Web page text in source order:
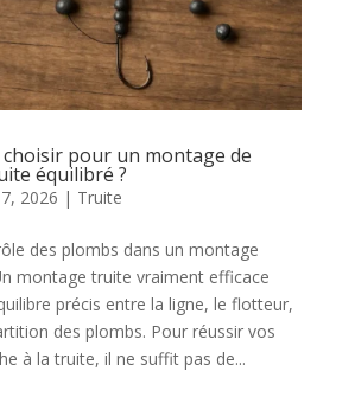
pour un montage de
équilibré ?
2026 | Truite
des plombs dans un montage
montage truite vraiment efficace
précis entre la ligne, le flotteur,
des plombs. Pour réussir vos
à la truite, il ne suffit pas de...